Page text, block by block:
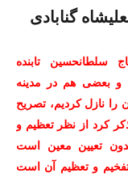
گنابادی
تابنده
و بعضی هم در مدینه
را نازل کردیم، تصریح
کرد از نظر تعظیم و
تعیین معین است
و تعظیم آن است